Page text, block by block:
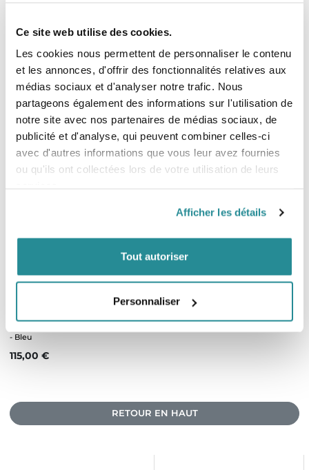
Ce site web utilise des cookies.
Les cookies nous permettent de personnaliser le contenu
et les annonces, d'offrir des fonctionnalités relatives aux
médias sociaux et d'analyser notre trafic. Nous
partageons également des informations sur l'utilisation de
notre site avec nos partenaires de médias sociaux, de
publicité et d'analyse, qui peuvent combiner celles-ci
avec d'autres informations que vous leur avez fournies
ou qu'ils ont collectées lors de votre utilisation de leurs
Afficher les détails
Tout autoriser
Personnaliser
Quad Rear
Prix
89,00 €
Epuisé
Tri Fins
Prix
50,00 €
- Bleu
Prix
115,00 €
RETOUR EN HAUT